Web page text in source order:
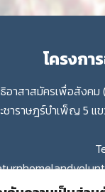
โครงกา
อาสาสมัครเพื่อสังคม
ชาราษฎร์บำเพ็ญ 5 แ